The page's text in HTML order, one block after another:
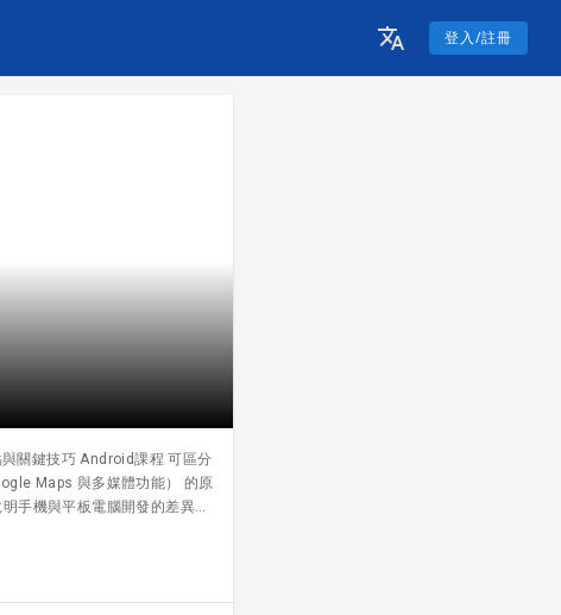
登入/註冊
關鍵技巧 Android課程 可區分
Maps 與多媒體功能） 的原
手機與平板電腦開發的差異
示給客戶。將產品上傳到
才。